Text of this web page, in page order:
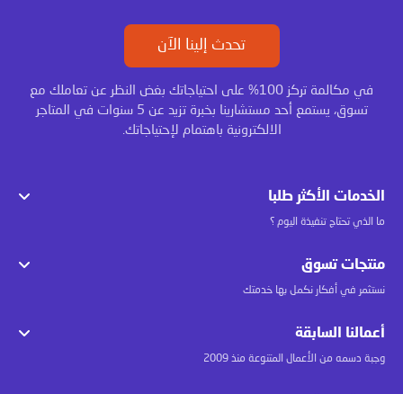
تحدث إلينا الآن
في مكالمة تركز 100% على احتياجاتك بغض النظر عن تعاملك مع
تسوق، يستمع أحد مستشارينا بخبرة تزيد عن 5 سنوات في المتاجر
الالكترونية باهتمام لإحتياجاتك.
الخدمات الأكثر طلبا
ما الذي تحتاج تنفيذة اليوم ؟
منتجات تسوق
نستثمر في أفكار نكمل بها خدمتك
أعمالنا السابقة
وجبة دسمه من الأعمال المتنوعة منذ 2009